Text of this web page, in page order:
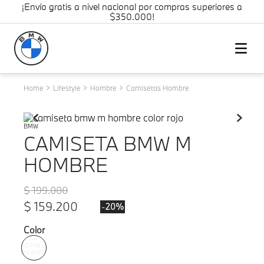
¡Envío gratis a nivel nacional por compras superiores a
$350.000!
Lifestyle Hombre Camisetas Hombre
BMW
CAMISETA BMW M
HOMBRE
$199.000
$ 159.200 -20%
Color